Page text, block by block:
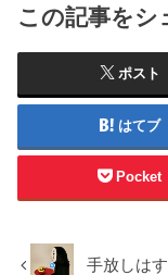
この記事をシ
ポスト
はてブ
Pocket
手放しは